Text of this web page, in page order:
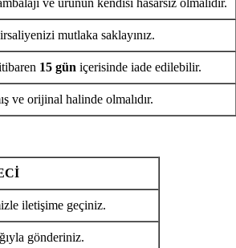
ve ürünün kendisi hasarsız olmalıdır.
mutlaka saklayınız.
15 gün içerisinde iade edilebilir.
ve orijinal halinde olmalıdır.
iletişime geçiniz.
gönderiniz.